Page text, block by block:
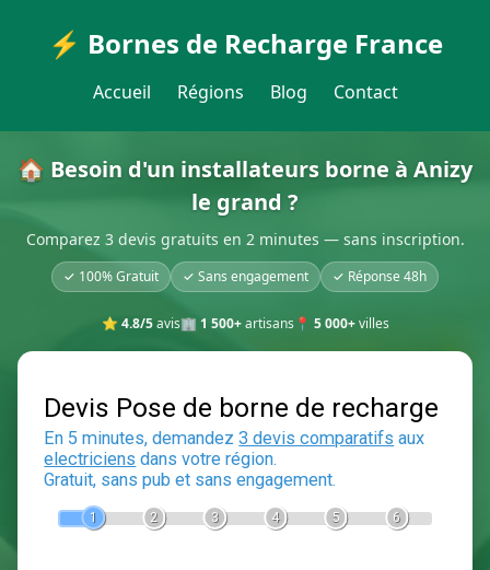
⚡ Bornes de Recharge France
Accueil Régions Blog Contact
🏠 Besoin d'un installateurs borne à Anizy
le grand ?
Comparez 3 devis gratuits en 2 minutes — sans inscription.
✓ 100% Gratuit ✓ Sans engagement ✓ Réponse 48h
⭐ 4.8/5avis🏢 1 500+artisans 📍 5 000+villes
Devis Pose de borne de
En 5 minutes, demandez3 devis comparatifs